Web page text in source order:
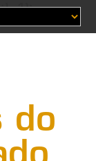
1);
do